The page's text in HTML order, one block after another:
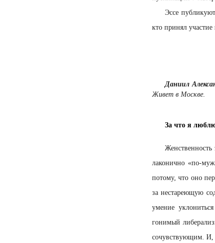
Эссе
кто принял участие
Даниил
Живет в Москве.
За что я
Женственность
лаконично «по-
потому, что оно
за нестареющую
умение
гонимый
сочувствующим. И,